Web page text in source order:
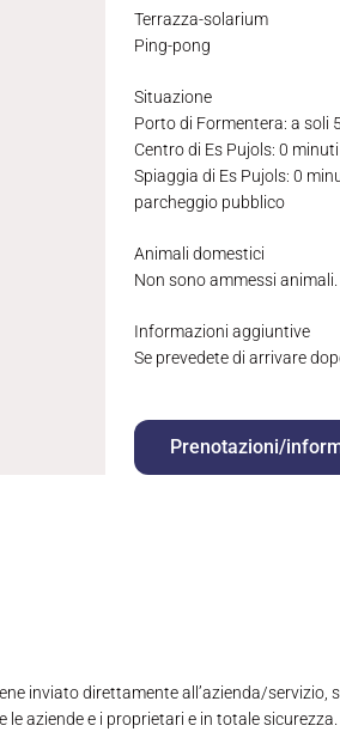
Terrazza-solarium
Ping-pong
Situazione
Porto di Formentera: a soli
Centro di Es Pujols: 0
Spiaggia di Es Pujols: 0
parcheggio pubblico
Animali domestici
Non sono ammessi animali.
Informazioni aggiuntive
Se prevedete di arrivare
Prenotazioni/
inviato direttamente all’azienda/
aziende e i proprietari e in totale sicurezza.